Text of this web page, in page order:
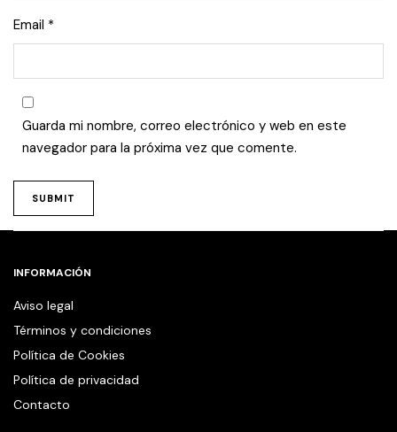
Email *
Guarda mi nombre, correo electrónico y web en este
navegador para la próxima vez que comente.
INFORMACIÓN
Aviso legal
Términos y condiciones
Política de Cookies
Política de privacidad
Contacto